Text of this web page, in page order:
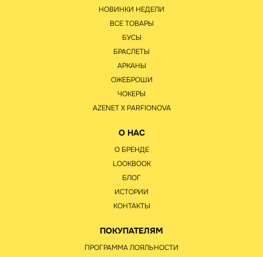
НОВИНКИ НЕДЕЛИ
ВСЕ ТОВАРЫ
БУСЫ
БРАСЛЕТЫ
АРКАНЫ
ОЖЕБРОШИ
ЧОКЕРЫ
AZENET Х PARFIONOVA
О НАС
О БРЕНДЕ
LOOKBOOK
БЛОГ
ИСТОРИИ
КОНТАКТЫ
ПОКУПАТЕЛЯМ
ПРОГРАММА ЛОЯЛЬНОСТИ